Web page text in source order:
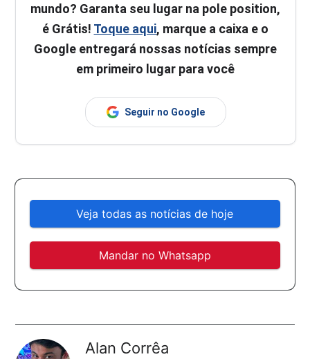
mundo? Garanta seu lugar na pole position,
é Grátis! Toque aqui, marque a caixa e o
Google entregará nossas notícias sempre
em primeiro lugar para você
Seguir no Google
Veja todas as notícias de hoje
Mandar no Whatsapp
Alan Corrêa